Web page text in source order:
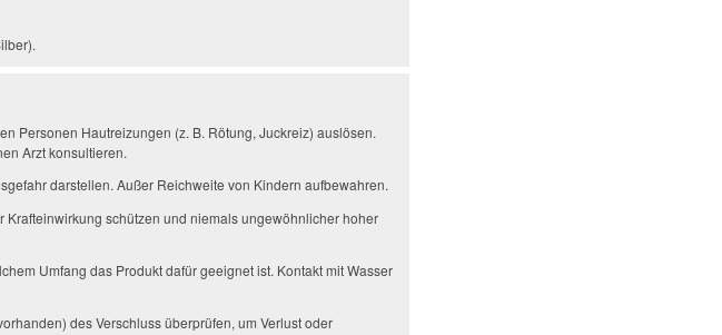
Personen Hautreizungen (z. B. Rötung, Juckreiz) auslösen.
Arzt konsultieren.
darstellen. Außer Reichweite von Kindern aufbewahren.
Krafteinwirkung schützen und niemals ungewöhnlicher hoher
Umfang das Produkt dafür geeignet ist. Kontakt mit Wasser
des Verschluss überprüfen, um Verlust oder